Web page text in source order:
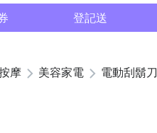
登記送
摩 美容家電 電動刮鬍刀